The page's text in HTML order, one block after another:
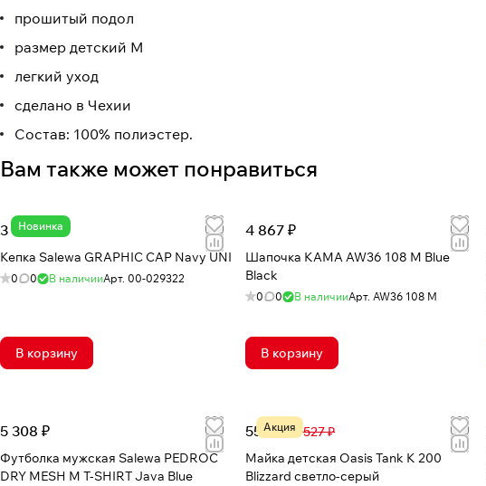
прошитый подол
размер детский M
легкий уход
сделано в Чехии
Состав: 100% полиэстер.
Вам также может понравиться
Новинка
3 425 ₽
Кепка Salewa GRAPHIC CAP Navy UNI
0 0 В наличииАрт. 00-029322
В корзину
4 867 ₽
Шапочка КАМА AW36 108 M Blue
Black
0 0 В наличииАрт.AW36 108 M
В корзину
5 308 ₽
Футболка мужская Salewa PEDROC
DRY MESH M T-SHIRT Java Blue
Акция
550 ₽
2 527 ₽
Майка детская Oasis Tank K 200
Blizzard светло-серый